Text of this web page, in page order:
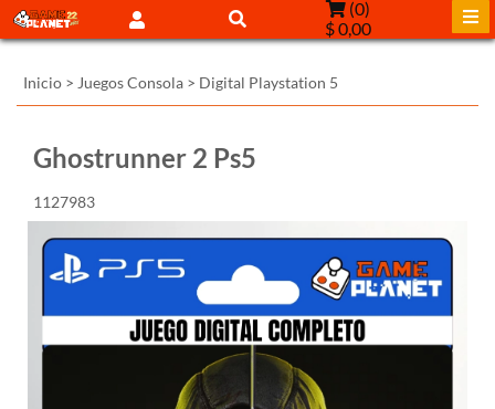
(0)
$ 0,00
Inicio > Juegos Consola > Digital Playstation 5
Ghostrunner 2 Ps5
1127983